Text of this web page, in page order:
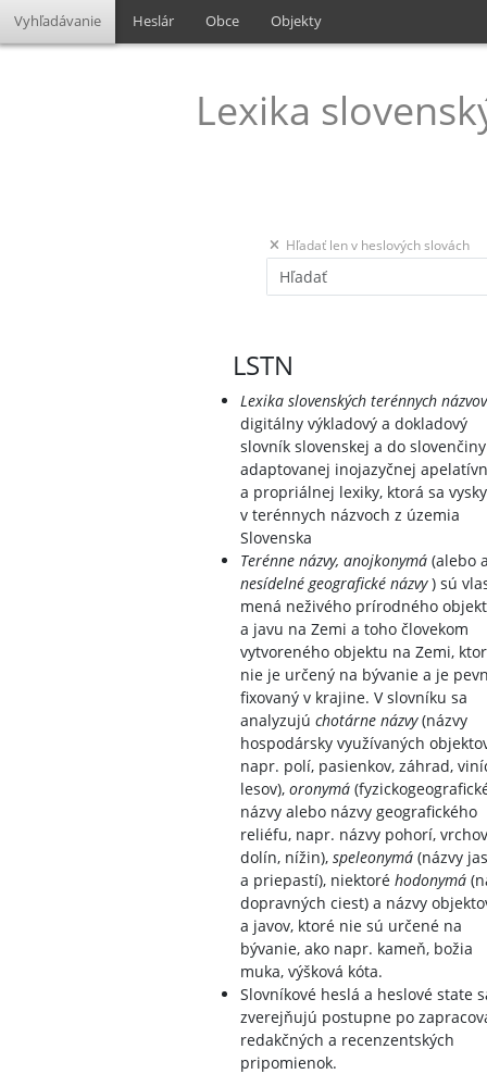
Vyhľadávanie Heslár Obce Objekty
Lexika
Hľadať len v heslových slovách
LSTN
Lexika slovenských terénnych názvov
digitálny výkladový a dokladový
slovník slovenskej a do slovenčiny
adaptovanej inojazyčnej
a propriálnej lexiky, ktorá sa
v terénnych názvoch z územia
Slovenska
Terénne názvy, anojkonymá(alebo
nesídelné geografické názvy) sú
mená neživého prírodného
a javu na Zemi a toho človekom
vytvoreného objektu na Zemi,
nie je určený na bývanie a je
fixovaný v krajine. V slovníku sa
analyzujú chotárne názvy(názvy
hospodársky využívaných
napr. polí, pasienkov, záhrad,
lesov), oronymá
názvy alebo názvy geografického
reliéfu, napr. názvy pohorí,
dolín, nížin), speleonymá(názvy
a priepastí), niektoré hodonymá
dopravných ciest) a názvy
a javov, ktoré nie sú určené na
bývanie, ako napr. kameň, božia
muka, výšková kóta.
Slovníkové heslá a heslové state
zverejňujú postupne po
redakčných a recenzentských
pripomienok.